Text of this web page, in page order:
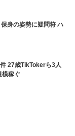
身の姿勢に疑問符 ハ
27歳TikTokerら3人
模稼ぐ